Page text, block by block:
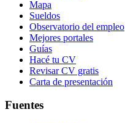
Mapa
Sueldos
Observatorio del empleo
Mejores portales
Guías
Hacé tu CV
Revisar CV gratis
Carta de presentación
Fuentes